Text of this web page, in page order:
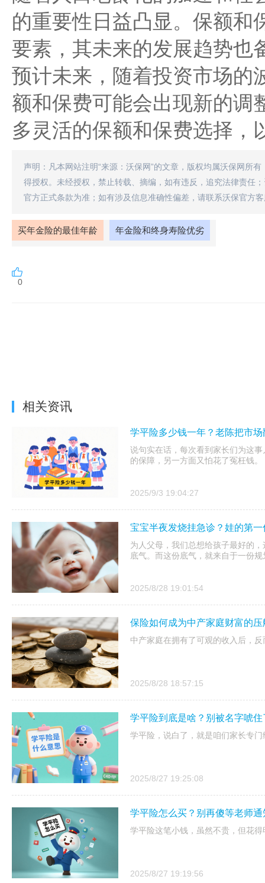
的重要性日益凸显。保额和
要素，其未来的发展趋势也
预计未来，随着投资市场的
额和保费可能会出现新的调
多灵活的保额和保费选择，
声明：凡本网站注明“来源：沃保网”的文章，版权均属沃保网所
得授权。未经授权，禁止转载、摘编，如有违反，追究法律责任
官方正式条款为准；如有涉及信息准确性偏差，请联系沃保官方
买年金险的最佳年龄 年金险和终身寿险优劣
0
相关资讯
学平险多少钱一年？老陈把市
说句实在话，每次看到家长们为这
的保障，另一方面又怕花了冤枉钱。
2025/9/3 19:04:27
宝宝半夜发烧挂急诊？娃的第
为人父母，我们总想给孩子最好的
底气。而这份底气，就来自于一份
2025/8/28 19:01:54
保险如何成为中产家庭财富的压
中产家庭在拥有了可观的收入后，
2025/8/28 18:57:15
学平险到底是啥？别被名字唬住
学平险，说白了，就是咱们家长专
2025/8/27 19:25:08
学平险怎么买？别再傻等老师
学平险这笔小钱，虽然不贵，但花
2025/8/27 19:19:56